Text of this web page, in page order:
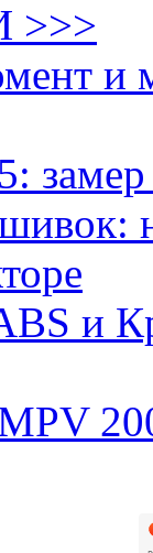
>>>
и
и